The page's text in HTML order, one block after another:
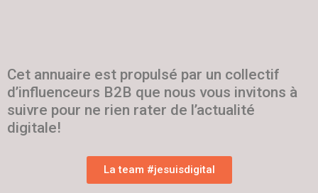
Cet annuaire est propulsé par un collectif
d’influenceurs B2B que nous vous invitons à
suivre pour ne rien rater de l’actualité
digitale!
La team #jesuisdigital